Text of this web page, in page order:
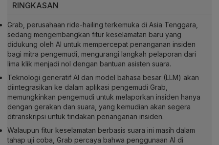
RINGKASAN
Grab, perusahaan ride-hailing terkemuka di Asia Tenggara,
sedang mengembangkan fitur keselamatan baru yang
didukung oleh AI untuk mempercepat penanganan insiden
bagi mitra pengemudi, mengurangi langkah pelaporan dari
lima klik menjadi nol dengan bantuan asisten suara.
Teknologi generatif AI dan model bahasa besar (LLM) akan
diintegrasikan ke dalam aplikasi pengemudi Grab,
memungkinkan pengemudi untuk melaporkan insiden hanya
dengan gerakan dan suara, yang kemudian akan segera
ditranskripsi untuk tindakan penanganan insiden.
Walaupun fitur keselamatan berbasis suara ini masih dalam
tahap uji coba, Grab percaya bahwa penggunaan AI di